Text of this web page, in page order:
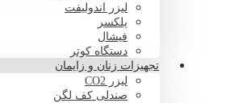
لیزر اندولیفت
پلکسر
فیشال
دستگاه کوتر
تجهیزات زنان و زایمان
لیزر CO2
صندلی کف لگن